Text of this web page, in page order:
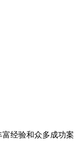
经验和众多成功案